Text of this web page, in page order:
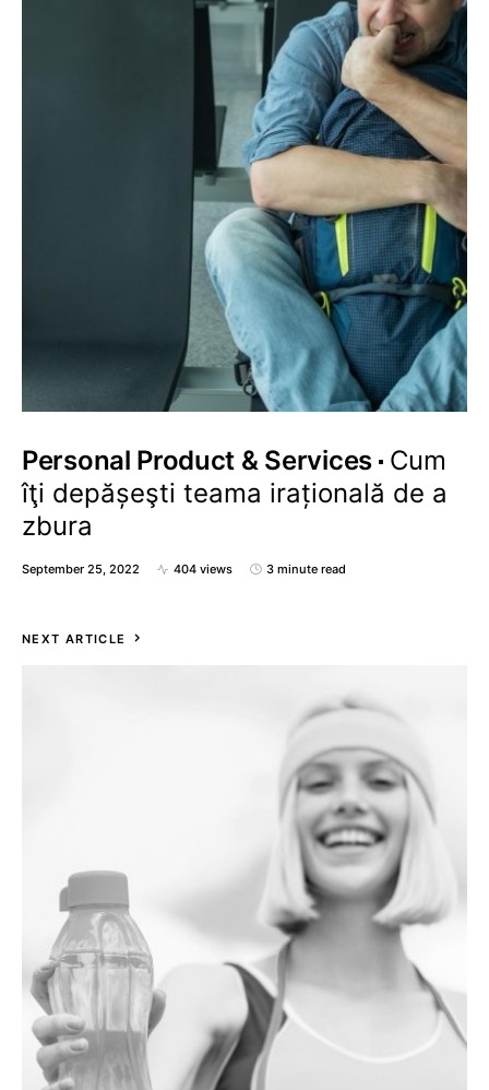
Personal Product & Services Cum
îţi depășeşti teama irațională de a
zbura
September 25, 2022 404 views 3 minute read
NEXT ARTICLE